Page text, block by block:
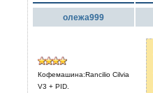
олежа999
Кофемашина:Rancilio Cilvia
V3 + PID.